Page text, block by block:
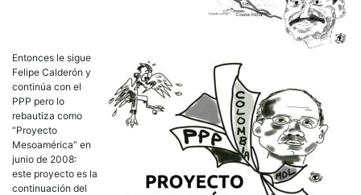
Entonces le sigue
Felipe Calderón y
continúa con el
PPP pero lo
rebautiza como
“Proyecto
Mesoamérica” en
junio de 2008:
este proyecto es la
continuación del